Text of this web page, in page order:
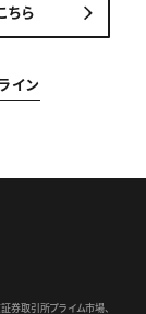
ちら
イン
証券取引所プライム市場、